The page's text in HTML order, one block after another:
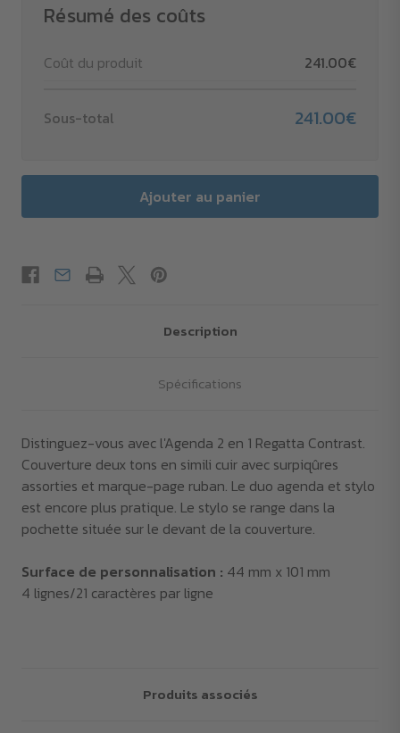
Résumé des coûts
Coût du produit 241.00€
Sous-total 241.00€
Description
Spécifications
Distinguez-vous avec l'Agenda 2 en 1 Regatta Contrast.
Couverture deux tons en simili cuir avec surpiqûres
assorties et marque-page ruban. Le duo agenda et stylo
est encore plus pratique. Le stylo se range dans la
pochette située sur le devant de la couverture.
Surface de personnalisation : 44 mm x 101 mm
4 lignes/21 caractères par ligne
Produits associés